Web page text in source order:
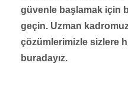
güvenle başlamak için
geçin. Uzman
çözümlerimizle sizlere
buradayız.